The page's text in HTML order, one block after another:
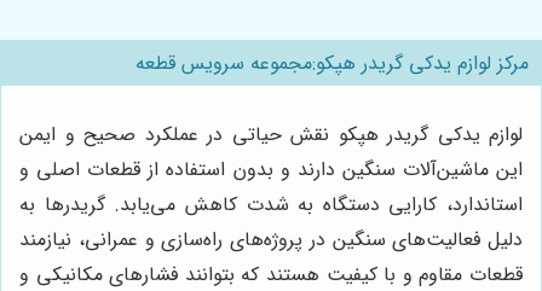
مرکز لوازم يدكى گريدر هپكو:مجموعه سرویس قطعه
لوازم يدكى گريدر هپكو نقش حیاتی در عملکرد صحیح و ایمن
این ماشین‌آلات سنگین دارند و بدون استفاده از قطعات اصلی و
استاندارد، کارایی دستگاه به شدت کاهش می‌یابد. گريدرها به
دلیل فعالیت‌های سنگین در پروژه‌های راه‌سازی و عمرانی، نیازمند
قطعات مقاوم و با کیفیت هستند که بتوانند فشارهای مکانیکی و